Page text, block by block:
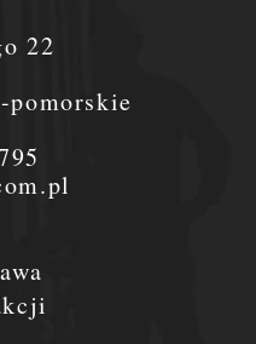
22
pomorskie